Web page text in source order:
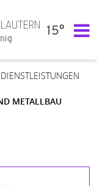
15°
METALLBAU